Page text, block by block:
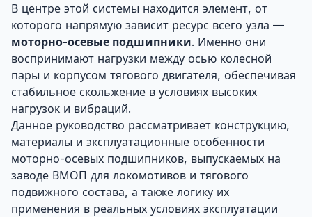
В центре этой системы находится элемент, от
которого напрямую зависит ресурс всего узла —
моторно-осевые подшипники. Именно они
воспринимают нагрузки между осью колесной
пары и корпусом тягового двигателя, обеспечивая
стабильное скольжение в условиях высоких
нагрузок и вибраций.
Данное руководство рассматривает конструкцию,
материалы и эксплуатационные особенности
моторно-осевых подшипников, выпускаемых на
заводе ВМОП для локомотивов и тягового
подвижного состава, а также логику их
применения в реальных условиях эксплуатации